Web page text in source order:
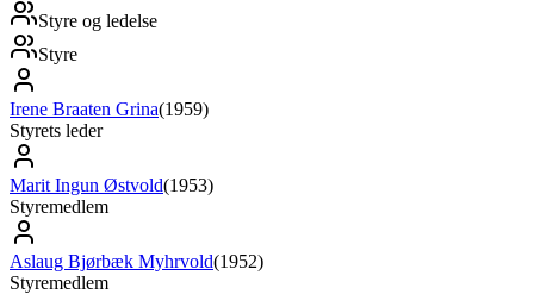
Styre og ledelse
Styre
Irene Braaten Grina(1959)
Styrets leder
Marit Ingun Østvold(1953)
Styremedlem
Aslaug Bjørbæk Myhrvold(1952)
Styremedlem